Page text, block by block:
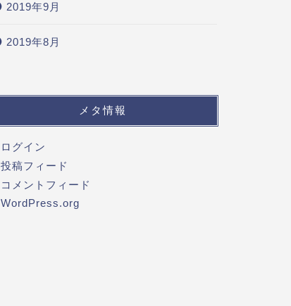
2019年9月
2019年8月
メタ情報
ログイン
投稿フィード
コメントフィード
WordPress.org